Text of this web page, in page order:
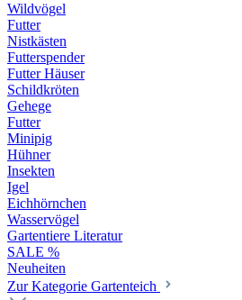
Wildvögel
Futter
Nistkästen
Futterspender
Futter Häuser
Schildkröten
Gehege
Futter
Minipig
Hühner
Insekten
Igel
Eichhörnchen
Wasservögel
Gartentiere Literatur
SALE %
Neuheiten
Zur Kategorie Gartenteich